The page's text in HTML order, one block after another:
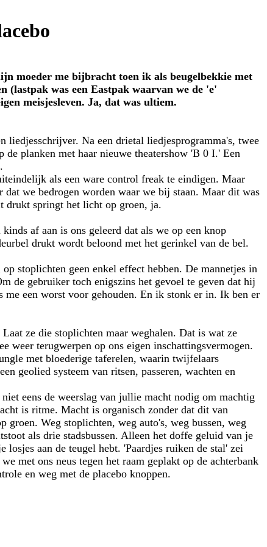
moeder me bijbracht toen ik als beugelbekkie met
(lastpak was een Eastpak waarvan we de 'e'
meisjesleven. Ja, dat was ultiem.
liedjesschrijver. Na een drietal liedjesprogramma's, twee
de planken met haar nieuwe theatershow 'B 0 I.' Een
als een ware control freak te eindigen. Maar
we bedrogen worden waar we bij staan. Maar dit was
drukt springt het licht op groen, ja.
af aan is ons geleerd dat als we op een knop
drukt wordt beloond met het gerinkel van de bel.
stoplichten geen enkel effect hebben. De mannetjes in
de gebruiker toch enigszins het gevoel te geven dat hij
een worst voor gehouden. En ik stonk er in. Ik ben er
ze die stoplichten maar weghalen. Dat is wat ze
weer terugwerpen op ons eigen inschattingsvermogen.
met bloederige taferelen, waarin twijfelaars
geolied systeem van ritsen, passeren, wachten en
eens de weerslag van jullie macht nodig om machtig
is ritme. Macht is organisch zonder dat dit van
groen. Weg stoplichten, weg auto's, weg bussen, weg
als drie stadsbussen. Alleen het doffe geluid van je
losjes aan de teugel hebt. 'Paardjes ruiken de stal' zei
met ons neus tegen het raam geplakt op de achterbank
en weg met de placebo knoppen.